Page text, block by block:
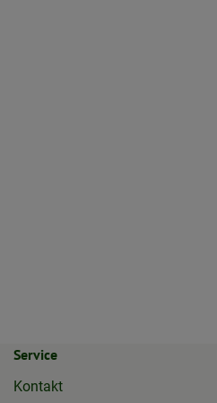
Service
Kontakt